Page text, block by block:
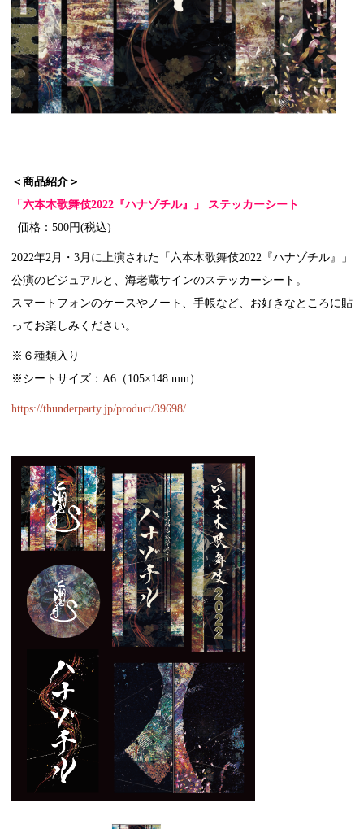
＜商品紹介＞
「六本木歌舞伎2022『ハナゾチル』」 ステッカーシート
価格：500円(税込)
2022年2月・3月に上演された「六本木歌舞伎2022『ハナゾチル』」
公演のビジュアルと、海老蔵サインのステッカーシート。
スマートフォンのケースやノート、手帳など、お好きなところに貼
ってお楽しみください。
※６種類入り
※シートサイズ：A6（105×148 mm）
https://thunderparty.jp/product/39698/